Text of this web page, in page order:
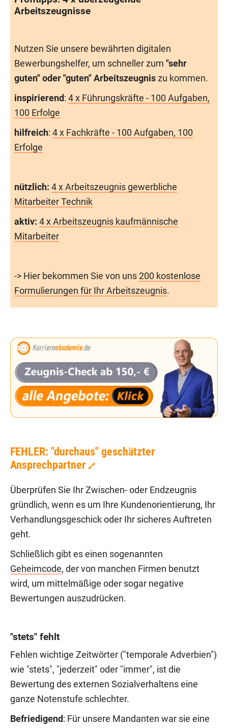
Arbeitszeugnisse
Nutzen Sie unsere bewährten digitalen
Bewerbungshelfer, um schneller zum "sehr
guten" oder "guten" Arbeitszeugnis zu kommen.
inspirierend : 4 x Führungskräfte - 100 Aufgaben,
100 Erfolge
hilfreich: 4 x Fachkräfte - 100 Aufgaben, 100
Erfolge
nützlich: 4 x Arbeitszeugnis gewerbliche
Mitarbeiter Technik
aktiv: 4 x Arbeitszeugnis kaufmännische
Mitarbeiter
-> Hier bekommen Sie von uns 200 kostenlose
Formulierungen für Ihr Arbeitszeugnis.
FEHLER: "durchaus" geschätzter
Ansprechpartner 🔗
Überprüfen Sie Ihr Zwischen- oder Endzeugnis
gründlich, wenn es um Ihre Kundenorientierung, Ihr
Verhandlungsgeschick oder Ihr sicheres Auftreten
geht.
Schließlich gibt es einen sogenannten
Geheimcode, der von manchen Firmen benutzt
wird, um mittelmäßige oder sogar negative
Bewertungen auszudrücken.
"stets" fehlt
Fehlen wichtige Zeitwörter ("temporale Adverbien")
wie "stets", "jederzeit" oder "immer", ist die
Bewertung des externen Sozialverhaltens eine
ganze Notenstufe schlechter.
Befriedigend : Für unsere Mandanten war sie eine